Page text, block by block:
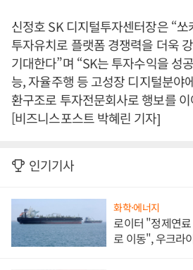
신정호 SK 디지털투자센터장은 “
투자유치로 플랫폼 경쟁력을 더욱
기대한다”며 “SK는 투자수익을 성
능, 자율주행 등 고성장 디지털분야
환구조로 투자전문회사로 행보를
[비즈니스포스트 박혜린 기자]
인기기사
화학·에너지
로이터 "정제연
로 이동", 우크라